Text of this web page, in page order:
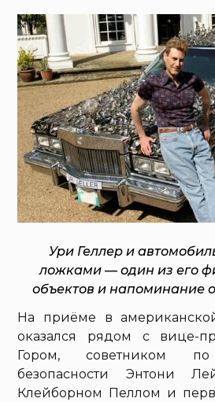
Ури Геллер и
ложками — один из его
объектов и напоминание
На приёме в
оказался рядом с вице-
Гором, советником по
безопасности Энтони
Клейборном Пеллом и